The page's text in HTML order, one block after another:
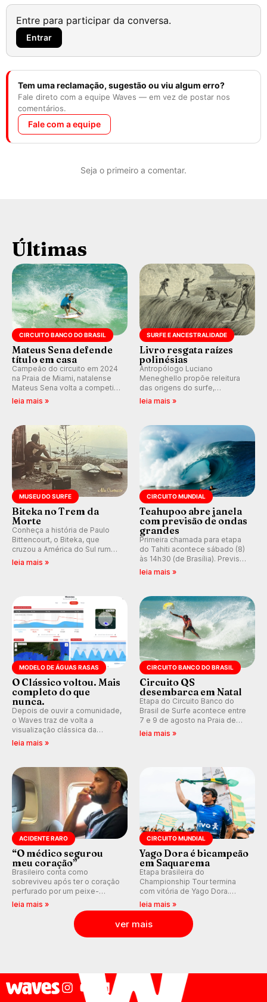
Entre para participar da conversa.
Entrar
Tem uma reclamação, sugestão ou viu algum erro?
Fale direto com a equipe Waves — em vez de postar nos
comentários.
Fale com a equipe
Seja o primeiro a comentar.
Últimas
CIRCUITO BANCO DO BRASIL
Mateus Sena defende
título em casa
Campeão do circuito em 2024
na Praia de Miami, natalense
Mateus Sena volta a competir
em casa em busca de manter a
leia mais »
SURFE E ANCESTRALIDADE
Livro resgata raízes
polinésias
Antropólogo Luciano
Meneghello propõe releitura
das origens do surfe,
resgatando a cultura polinésia
prática em esporte e indústria.
leia mais »
MUSEU DO SURFE
Biteka no Trem da
Morte
Conheça a história de Paulo
Bittencourt, o Biteka, que
cruzou a América do Sul rumo
ao Pacífico em uma jornada
leia mais »
CIRCUITO MUNDIAL
Teahupoo abre janela
com previsão de ondas
grandes
Primeira chamada para etapa
do Tahiti acontece sábado (8)
às 14h30 (de Brasília). Previsão
indica swell consistente.
Kelly Slater convidado.
leia mais »
MODELO DE ÁGUAS RASAS
O Clássico voltou. Mais
completo do que
nunca.
Depois de ouvir a comunidade,
o Waves traz de volta a
visualização clássica da
previsão de águas rasas,
ondas para até 16 dias.
leia mais »
CIRCUITO BANCO DO BRASIL
Circuito QS
desembarca em Natal
Etapa do Circuito Banco do
Brasil de Surfe acontece entre
7 e 9 de agosto na Praia de
Miami (RN), em disputas
leia mais »
ACIDENTE RARO
“O médico segurou
meu coração”
Brasileiro conta como
sobreviveu após ter o coração
perfurado por um peixe-
agulha enquanto surfava na
leia mais »
CIRCUITO MUNDIAL
Yago Dora é bicampeão
em Saquarema
Etapa brasileira do
Championship Tour termina
com vitória de Yago Dora.
Sawyer Lindblad vence entre
as mulheres e Leonardo
Fioravanti assume liderança do
ranking mundial da WSL, na
etapa de Saquarema.
leia mais »
ver mais